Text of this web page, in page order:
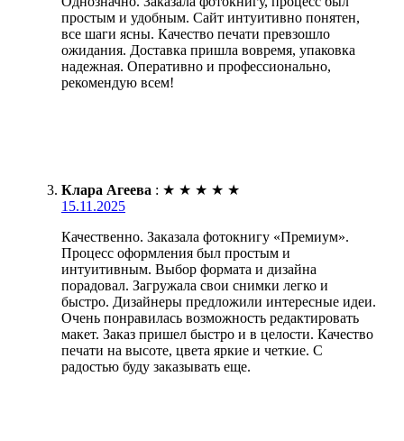
простым и удобным. Сайт интуитивно понятен,
все шаги ясны. Качество печати превзошло
ожидания. Доставка пришла вовремя, упаковка
надежная. Оперативно и профессионально,
рекомендую всем!
Клара Агеева : ★ ★ ★ ★ ★
15.11.2025
Качественно. Заказала фотокнигу «Премиум».
Процесс оформления был простым и
интуитивным. Выбор формата и дизайна
порадовал. Загружала свои снимки легко и
быстро. Дизайнеры предложили интересные идеи.
Очень понравилась возможность редактировать
макет. Заказ пришел быстро и в целости. Качество
печати на высоте, цвета яркие и четкие. С
радостью буду заказывать еще.